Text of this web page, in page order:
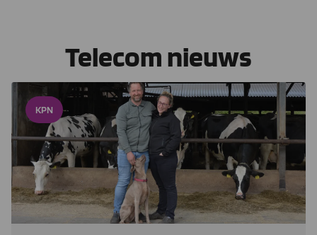
Telecom nieuws
KPN